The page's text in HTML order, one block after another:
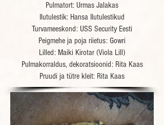
Pulmatort: Urmas Jalakas
Ilutulestik: Hansa Ilutulestikud
Turvameeskond: USS Security Eesti
Peigmehe ja poja riietus: Gowri
Lilled: Maiki Kirotar (Viola Lill)
Pulmakorraldus, dekoratsioonid: Rita Kaas
Pruudi ja tütre kleit: Rita Kaas